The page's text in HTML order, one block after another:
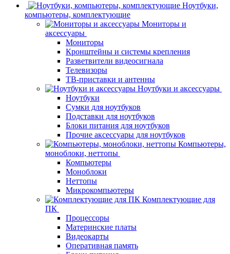
Ноутбуки,
компьютеры, комплектующие
Мониторы и
аксессуары
Мониторы
Кронштейны и системы крепления
Разветвители видеосигнала
Телевизоры
ТВ-приставки и антенны
Ноутбуки и аксессуары
Ноутбуки
Сумки для ноутбуков
Подставки для ноутбуков
Блоки питания для ноутбуков
Прочие аксессуары для ноутбуков
Компьютеры,
моноблоки, неттопы
Компьютеры
Моноблоки
Неттопы
Микрокомпьютеры
Комплектующие для
ПК
Процессоры
Материнские платы
Видеокарты
Оперативная память